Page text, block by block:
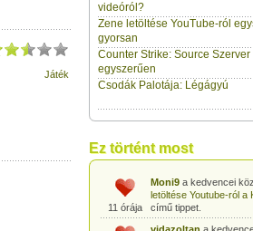
Játék
videóról?
Zene letöltése YouTube-ról
gyorsan
Counter Strike: Source Szerver
egyszerűen
Csodák Palotája: Légágyú
Ez történt most
11 órája
11 órája
Hogyan készítsünk
pennét?
11 órája
gabor733a kedvencei
hónapos kortólcímű
11 órája
Babakonyha - Alma-
egyszerűencímű
11 órája
Moni9a kedvencei
letöltése Youtube-ról a
című tippet.